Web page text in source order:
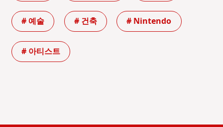
# 예술 # 건축 # Nintendo
# 아티스트